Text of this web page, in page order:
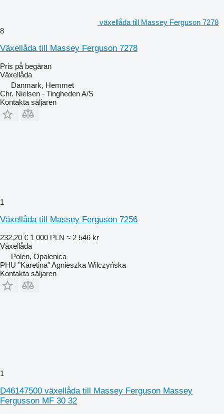
växellåda till Massey Ferguson 7278
8
Växellåda till Massey Ferguson 7278
Pris på begäran
Växellåda
Danmark, Hemmet
Chr. Nielsen - Tingheden A/S
Kontakta säljaren
1
Växellåda till Massey Ferguson 7256
232,20 € 1 000 PLN ≈ 2 546 kr
Växellåda
Polen, Opalenica
PHU "Karetina" Agnieszka Wilczyńska
Kontakta säljaren
1
D46147500 växellåda till Massey Ferguson Massey
Fergusson MF 30 32